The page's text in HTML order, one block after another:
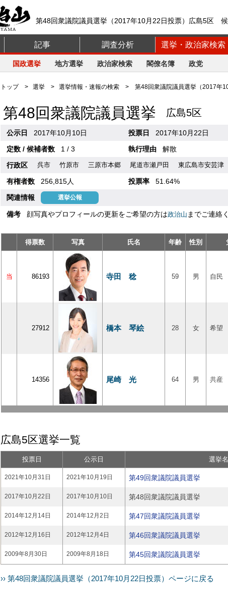
第48回衆議院議員選挙（2017年10月22日投票）広島5区
記事 調査分析 選挙・政治家検索
国政選挙 地方選挙 政治家検索 閣僚名簿 政党
トップ> 選挙 > 選挙情報・速報の検索 > 第48回衆議院議員選挙（2017年
第48回衆議院議員選挙 広島5区
公示日 2017年10月10日 投票日
2017年10月22日
定数 / 候補者数
1 / 3 執行理由
解散
行政区
呉市 竹原市 三原市本郷 尾道市瀬戸田 東広島市安芸津
有権者数 256,815人 投票率 51.64%
関連情報
選挙公報
備考 顔写真やプロフィールの更新をご希望の方は政治山 までご連絡
得票数
写真 氏名 年齢 性別
当 86193 寺田 稔 59 男 自民
27912 橋本 琴絵 28 女 希望
14356 尾崎 光 64 男 共産
広島5区選挙一覧
投票日 公示日 選挙名
2021年10月31日 2021年10月19日 第49回衆議院議員選挙
2017年10月22日 2017年10月10日 第48回衆議院議員選挙
2014年12月14日 2014年12月2日 第47回衆議院議員選挙
2012年12月16日 2012年12月4日 第46回衆議院議員選挙
2009年8月30日 2009年8月18日 第45回衆議院議員選挙
›› 第48回衆議院議員選挙（2017年10月22日投票）ページに戻る